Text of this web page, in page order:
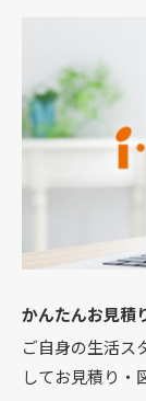
かんたんお見積
ご自身の生活ス
してお見積り・